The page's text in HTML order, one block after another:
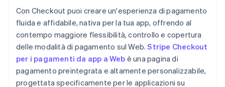
Con Checkout puoi creare un'esperienza di pagamento
fluida e affidabile, nativa per la tua app, offrendo al
contempo maggiore flessibilità, controllo e copertura
delle modalità di pagamento sul Web.Stripe Checkout
per i pagamenti da app a Web è una pagina di
pagamento preintegrata e altamente personalizzabile,
progettata specificamente per le applicazioni su